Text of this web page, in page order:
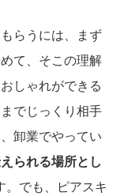
らうには、まず
て、そこの理解
しゃれができる
でじっくり相手
卸業でやってい
られる場所とし
。でも、ピアスキ